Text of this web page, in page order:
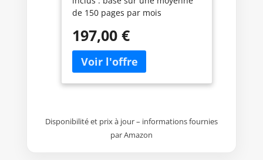
Manuelle Recto-Verso,
Pages par Minute, Wi-FI,
Smart, Eucalyptus
de 150 pages par mois
des imprimantes hp smart tank
; le rendement réel varie
considérablement en fonction
du contenu des pages
imprimées et d’autres facteurs
niveau d’encre et l’ajout d’encre
n’a jamais été aussi simple,
197,00 €
Disponibilité et prix à jour – informations fournies
par Amazon